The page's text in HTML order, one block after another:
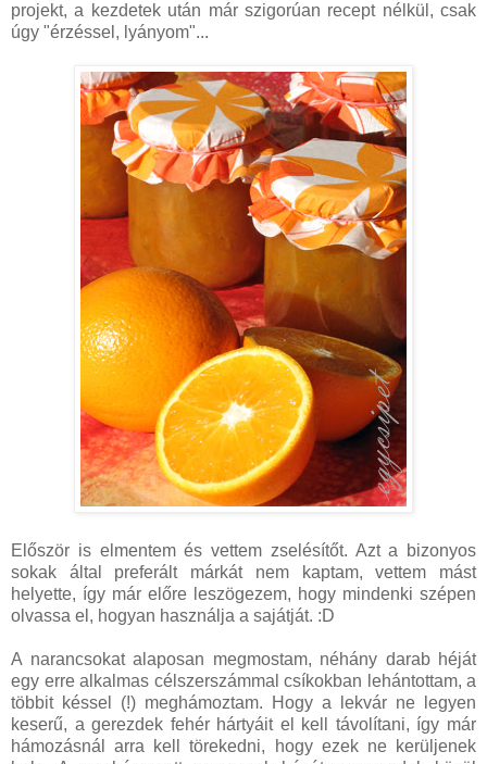
projekt, a kezdetek után már szigorúan recept nélkül, csak
úgy "érzéssel, lyányom"...
Először is elmentem és vettem zselésítőt. Azt a bizonyos
sokak által preferált márkát nem kaptam, vettem mást
helyette, így már előre leszögezem, hogy mindenki szépen
olvassa el, hogyan használja a sajátját. :D
A narancsokat alaposan megmostam, néhány darab héját
egy erre alkalmas célszerszámmal csíkokban lehántottam, a
többit késsel (!) meghámoztam. Hogy a lekvár ne legyen
keserű, a gerezdek fehér hártyáit el kell távolítani, így már
hámozásnál arra kell törekedni, hogy ezek ne kerüljenek